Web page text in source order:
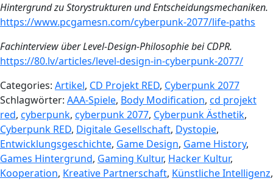
Hintergrund zu Storystrukturen und Entscheidungsmechaniken.
https://www.pcgamesn.com/cyberpunk-2077/life-paths
Fachinterview über Level-Design-Philosophie bei CDPR.
https://80.lv/articles/level-design-in-cyberpunk-2077/
Categories: Artikel, CD Projekt RED, Cyberpunk 2077
Schlagwörter: AAA-Spiele, Body Modification, cd projekt
red, cyberpunk, cyberpunk 2077, Cyberpunk Ästhetik,
Cyberpunk RED, Digitale Gesellschaft, Dystopie,
Entwicklungsgeschichte, Game Design, Game History,
Games Hintergrund, Gaming Kultur, Hacker Kultur,
Kooperation, Kreative Partnerschaft, Künstliche Intelligenz,